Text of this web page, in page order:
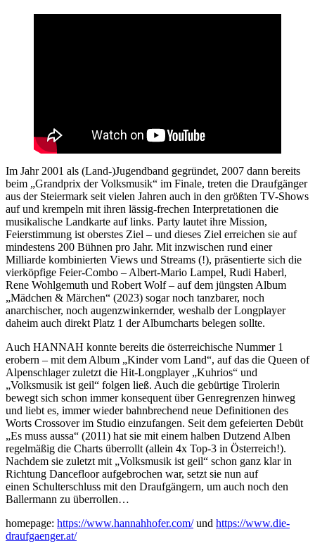
Im Jahr 2001 als (Land-)Jugendband gegründet, 2007 dann bereits
beim „Grandprix der Volksmusik“ im Finale, treten die Draufgänger
aus der Steiermark seit vielen Jahren auch in den größten TV-Shows
auf und krempeln mit ihren lässig-frechen Interpretationen die
musikalische Landkarte auf links. Party lautet ihre Mission,
Feierstimmung ist oberstes Ziel – und dieses Ziel erreichen sie auf
mindestens 200 Bühnen pro Jahr. Mit inzwischen rund einer
Milliarde kombinierten Views und Streams (!), präsentierte sich die
vierköpfige Feier-Combo – Albert-Mario Lampel, Rudi Haberl,
Rene Wohlgemuth und Robert Wolf – auf dem jüngsten Album
„Mädchen & Märchen“ (2023) sogar noch tanzbarer, noch
anarchischer, noch augenzwinkernder, weshalb der Longplayer
daheim auch direkt Platz 1 der Albumcharts belegen sollte.
Auch HANNAH konnte bereits die österreichische Nummer 1
erobern – mit dem Album „Kinder vom Land“, auf das die Queen of
Alpenschlager zuletzt die Hit-Longplayer „Kuhrios“ und
„Volksmusik ist geil“ folgen ließ. Auch die gebürtige Tirolerin
bewegt sich schon immer konsequent über Genregrenzen hinweg
und liebt es, immer wieder bahnbrechend neue Definitionen des
Worts Crossover im Studio einzufangen. Seit dem gefeierten Debüt
„Es muss aussa“ (2011) hat sie mit einem halben Dutzend Alben
regelmäßig die Charts überrollt (allein 4x Top-3 in Österreich!).
Nachdem sie zuletzt mit „Volksmusik ist geil“ schon ganz klar in
Richtung Dancefloor aufgebrochen war, setzt sie nun auf
einen Schulterschluss mit den Draufgängern, um auch noch den
Ballermann zu überrollen…
homepage: https://www.hannahhofer.com/und https://www.die-
draufgaenger.at/